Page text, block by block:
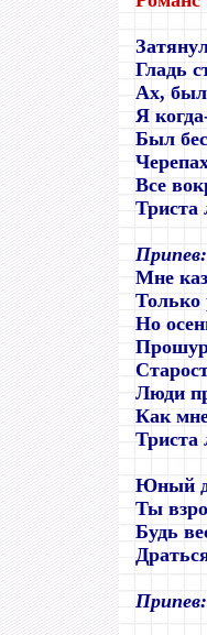
Гладь
Ах,
Я
Был
Все
Триста
Припев:
Мне
Только
Но
Люди
Как
Триста
Юный
Ты
Будь
Припев: